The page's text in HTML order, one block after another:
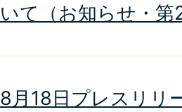
いて（お知らせ・第
8月18日プレスリリ